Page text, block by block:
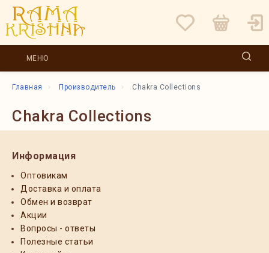
МЕНЮ
Главная Производитель Chakra Collections
Chakra Collections
Информация
Оптовикам
Доставка и оплата
Обмен и возврат
Акции
Вопросы - ответы
Полезные статьи